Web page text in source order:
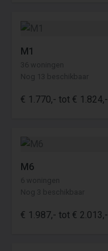
M1
36 woningen
Nog 13 beschikbaar
€ 1.770,- tot € 1.824,-
M6
6 woningen
Nog 3 beschikbaar
€ 1.987,- tot € 2.013,-